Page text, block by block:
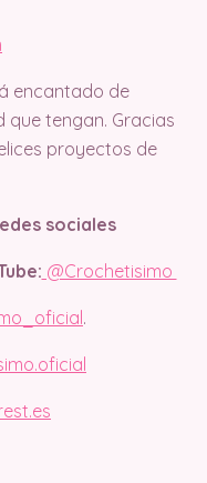
encantado de
que tengan. Gracias
proyectos de
sociales
@Crochetisimo
.